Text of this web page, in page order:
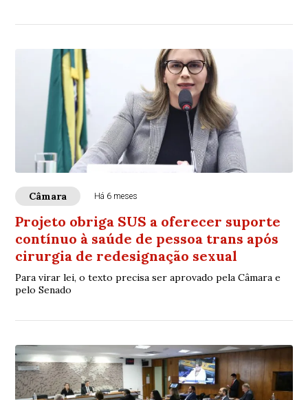
Câmara Há 6 meses
Projeto obriga SUS a oferecer suporte
contínuo à saúde de pessoa trans após
cirurgia de redesignação sexual
Para virar lei, o texto precisa ser aprovado pela Câmara e
pelo Senado